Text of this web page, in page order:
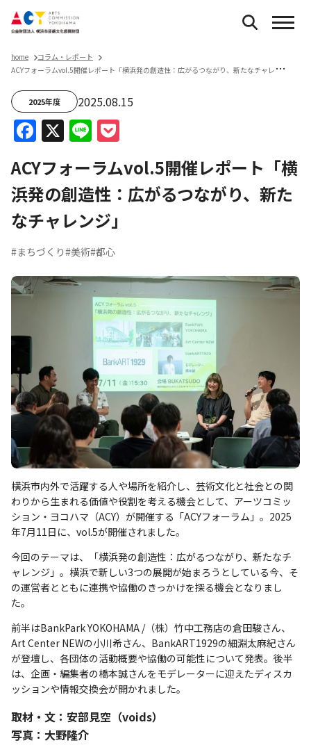
home コラム・レポート
A
CYフォーラムvol.5開催レポート「横浜発の創造性：広がるつながり、新たなチャレンジ」
2025年度 2025.08.15
Facebook
X Line
ACYフォーラムvol.5開催レポート「横
浜発の創造性：広がるつながり、新た
なチャレンジ」
#まちづくり#美術#都心
横浜市内外で活躍する人や場所を紹介し、芸術文化と社会との関
わりから生まれる価値や役割を考える機会として、アーツコミッ
ション・ヨコハマ（ACY）が開催する「ACYフォーラム」。2025
年7月11日に、vol.5が開催されました。
今回のテーマは、「横浜発の創造性：広がるつながり、新たなチ
ャレンジ」。横浜で新しい3つの展開が始まろうとしている今、そ
の運営者とともに連携や協働のきっかけを探る機会となりまし
た。
前半はBankPark YOKOHAMA /（株）竹中工務店の倉田駿さん、
Art Center NEWの小川希さん、BankART1929の細淵太麻紀さん
が登壇し、各団体の活動概要や協働の可能性について発表。後半
は、企画・編集者の橋本誠さんをモデレーターに迎えたディスカ
ッションや情報交換会が開かれました。
取材・文：安部見空（voids）
写真：大野隆介